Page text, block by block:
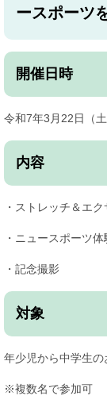
ースポーツ
開催日時
令和7年3月22日（
内容
・ストレッチ＆エ
・ニュースポーツ
・記念撮影
対象
年少児から中学生
※複数名で参加可